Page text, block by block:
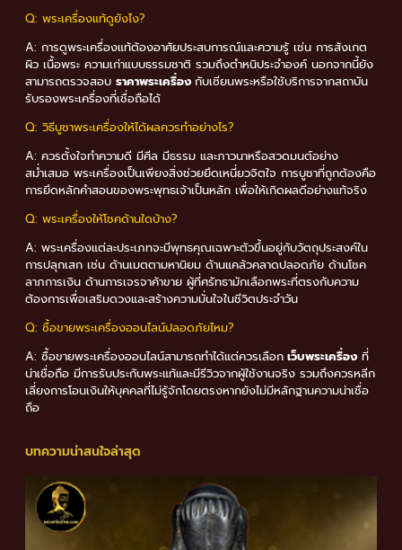
Q: พระเครื่องแท้ดูยังไง?
A: การดูพระเครื่องแท้ต้องอาศัยประสบการณ์และความรู้ เช่น การสังเกต
ผิว เนื้อพระ ความเก่าแบบธรรมชาติ รวมถึงตำหนิประจำองค์ นอกจากนี้ยัง
สามารถตรวจสอบ ราคาพระเครื่อง กับเซียนพระหรือใช้บริการจากสถาบัน
รับรองพระเครื่องที่เชื่อถือได้
Q: วิธีบูชาพระเครื่องให้ได้ผลควรทำอย่างไร?
A: ควรตั้งใจทำความดี มีศีล มีธรรม และภาวนาหรือสวดมนต์อย่าง
สม่ำเสมอ พระเครื่องเป็นเพียงสิ่งช่วยยึดเหนี่ยวจิตใจ การบูชาที่ถูกต้องคือ
การยึดหลักคำสอนของพระพุทธเจ้าเป็นหลัก เพื่อให้เกิดผลดีอย่างแท้จริง
Q: พระเครื่องให้โชคด้านใดบ้าง?
A: พระเครื่องแต่ละประเภทจะมีพุทธคุณเฉพาะตัวขึ้นอยู่กับวัตถุประสงค์ใน
การปลุกเสก เช่น ด้านเมตตามหานิยม ด้านแคล้วคลาดปลอดภัย ด้านโชค
ลาภการเงิน ด้านการเจรจาค้าขาย ผู้ที่ศรัทธามักเลือกพระที่ตรงกับความ
ต้องการเพื่อเสริมดวงและสร้างความมั่นใจในชีวิตประจำวัน
Q: ซื้อขายพระเครื่องออนไลน์ปลอดภัยไหม?
A: ซื้อขายพระเครื่องออนไลน์สามารถทำได้แต่ควรเลือก เว็บพระเครื่อง ที่
น่าเชื่อถือ มีการรับประกันพระแท้และมีรีวิวจากผู้ใช้งานจริง รวมถึงควรหลีก
เลี่ยงการโอนเงินให้บุคคลที่ไม่รู้จักโดยตรงหากยังไม่มีหลักฐานความน่าเชื่อ
ถือ
บทความน่าสนใจล่าสุด